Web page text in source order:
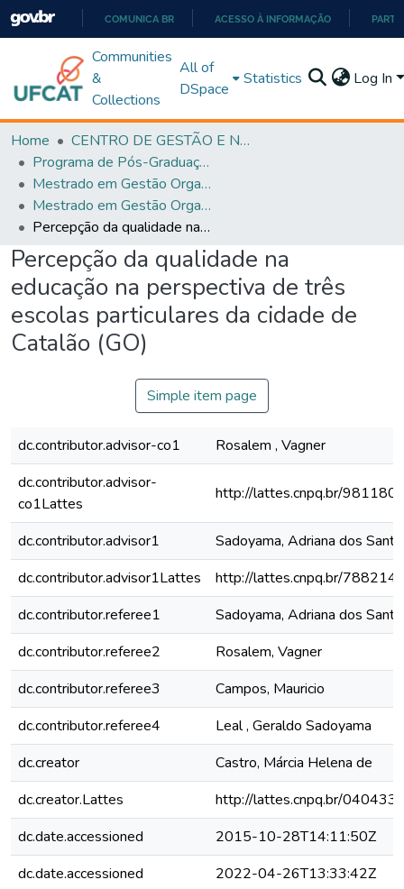
PARA
O
COMUNICA BR ACESSO À INFORMAÇÃO
Communities
&
Collections
All of
DSpace
Statistics Log In
Home
CENTRO DE GESTÃO E NEGÓCIOS
Programa de Pós-Graduação em Gestão Organizacional (PPGGO)
Mestrado em Gestão Organizacional - PPGGO
Mestrado em Gestão Organizacional - PPGGO
Percepção da qualidade na educação na perspectiva de três escolas particulares da cidade de Catalão (GO)
Percepção da qualidade na
educação na perspectiva de três
escolas particulares da cidade de
Catalão (GO)
Simple item page
dc.contributor.advisor-co1
Rosalem , Vagner
dc.contributor.advisor-
co1Lattes
http://lattes.cnpq.br/
dc.contributor.advisor1
Sadoyama, Adriana dos
dc.contributor.advisor1Lattes
http://lattes.cnpq.br/
dc.contributor.referee1
Sadoyama, Adriana dos
dc.contributor.referee2
Rosalem, Vagner
dc.contributor.referee3
Campos, Mauricio
dc.contributor.referee4
Leal , Geraldo Sadoyama
dc.creator
Castro, Márcia Helena de
dc.creator.Lattes
http://lattes.cnpq.br/
dc.date.accessioned
2015-10-28T14:11:50Z
dc.date.accessioned
2022-04-26T13:33:42Z